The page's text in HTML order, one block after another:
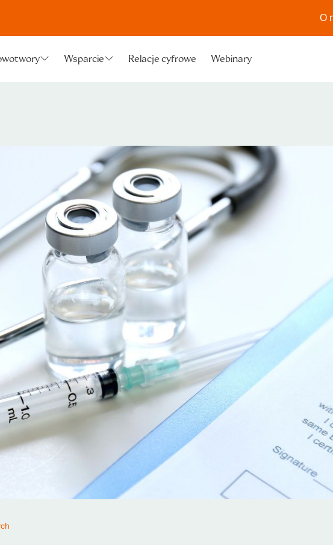
O
Wsparcie Relacje cyfrowe Webinary